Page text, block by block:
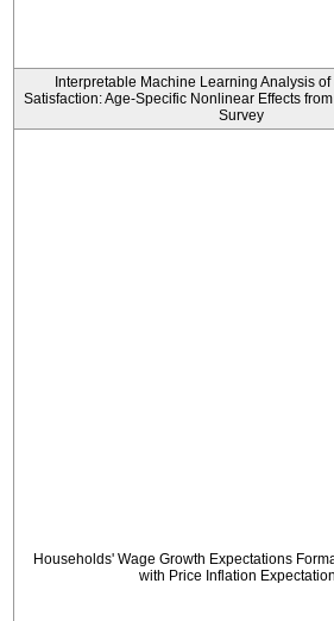
Interpretable Machine Learning Analysis
Satisfaction: Age-Specific Nonlinear Effects
Survey
Households' Wage Growth Expectations
with Price Inflation